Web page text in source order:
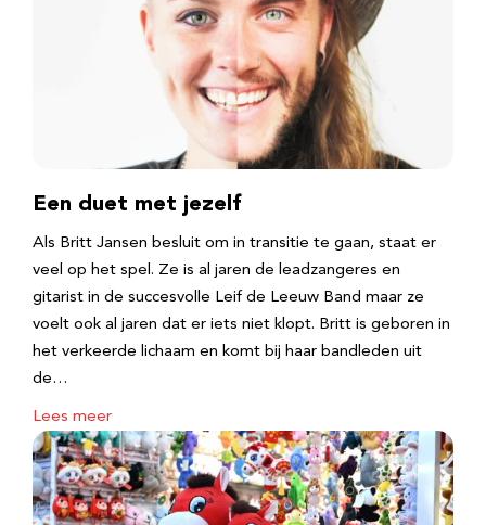
Een duet met jezelf
Als Britt Jansen besluit om in transitie te gaan, staat er
veel op het spel. Ze is al jaren de leadzangeres en
gitarist in de succesvolle Leif de Leeuw Band maar ze
voelt ook al jaren dat er iets niet klopt. Britt is geboren in
het verkeerde lichaam en komt bij haar bandleden uit
de…
Lees meer